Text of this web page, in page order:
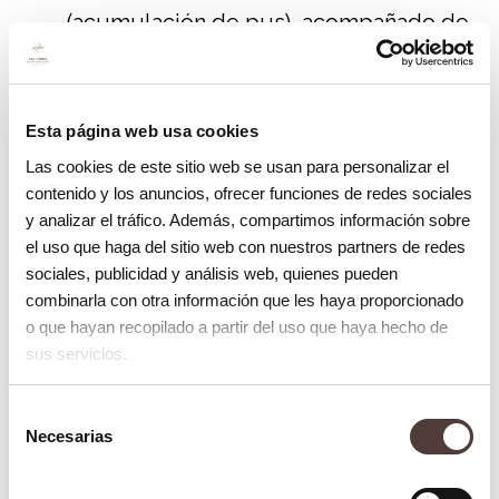
Esta página web usa cookies
Las cookies de este sitio web se usan para personalizar el
contenido y los anuncios, ofrecer funciones de redes sociales
y analizar el tráfico. Además, compartimos información sobre
el uso que haga del sitio web con nuestros partners de redes
sociales, publicidad y análisis web, quienes pueden
combinarla con otra información que les haya proporcionado
o que hayan recopilado a partir del uso que haya hecho de
sus servicios.
Necesarias
(acumulación de pus), acompañado de
hinchazón facial, fiebre y malestar
Tratamientos disponibles
El tipo de tratamiento dependerá de si la
pulpitis es reversible o irreversible:
Para la pulpitis reversible:
Eliminación de la causa:
retirará la caries o reparará la fractura.
Restauración dental:
se colocará un
empaste o una incrustación para sellar